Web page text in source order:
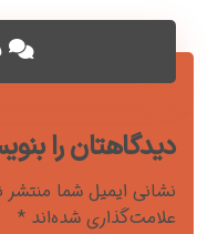
دیدگاهتان را
نشانی ایمیل شما
علامت‌گذاری شده‌اند*